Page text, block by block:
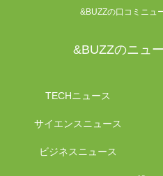
&BUZZの口コミニュ
&BUZZのニュ
TECHニュース
サイエンスニュース
ビジネスニュース